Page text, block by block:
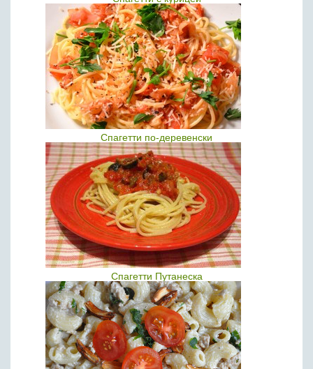
Спагетти по-деревенски
Спагетти Путанеска